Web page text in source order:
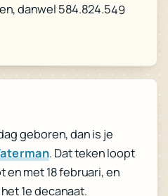
danwel 584.824.549
geboren, dan is je
. Dat teken loopt
en met 18 februari, en
1e decanaat.